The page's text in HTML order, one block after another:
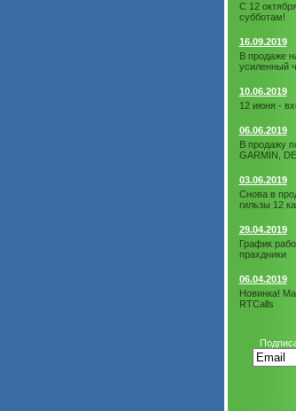
С 12
субботам!
16.09.2019
В продаже
усиленный
10.06.2019
12 июня -
06.06.2019
В продажу
GARMIN,
03.06.2019
Снова в
гильзы 12
29.04.2019
График
прахдники
06.04.2019
Новинка!
RTCalls